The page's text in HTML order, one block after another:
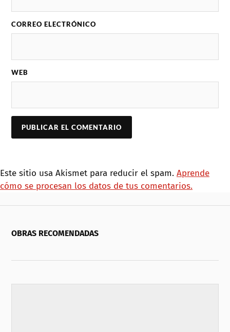
CORREO ELECTRÓNICO
WEB
Este sitio usa Akismet para reducir el spam. Aprende
cómo se procesan los datos de tus comentarios.
OBRAS RECOMENDADAS